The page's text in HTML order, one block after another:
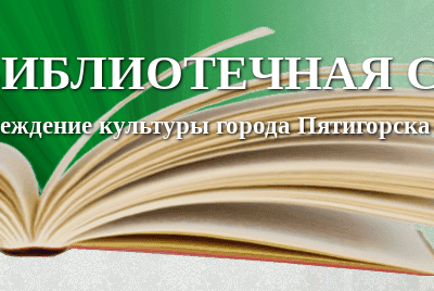
культуры города Пятигорска